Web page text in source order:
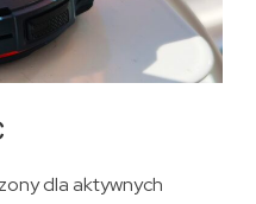
dla aktywnych